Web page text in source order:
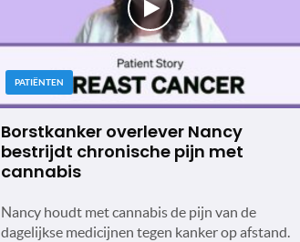
PATIËNTEN
Borstkanker overlever Nancy
bestrijdt chronische pijn met
cannabis
Nancy houdt met cannabis de pijn van de
dagelijkse medicijnen tegen kanker op afstand.